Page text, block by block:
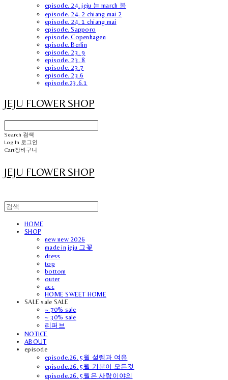
episode. 24. jeju 는 march 봄
episode. 24. 2 chiang mai 2
episode. 24. 1 chiang mai
episode. Sapporo
episode. Copenhagen
episode. Berlin
episode. 23. 9
episode. 23. 8
episode. 23.7
episode. 23.6
episode.23.6.1
JEJU FLOWER SHOP
Search 검색
Log In 로그인
Cart장바구니
JEJU FLOWER SHOP
HOME
SHOP
new new 2026
made in jeju 그꽃
dress
top
bottom
outer
acc
HOME SWEET HOME
SALE sale SALE
~ 70% sale
~ 30% sale
리퍼브
NOTICE
ABOUT
episode
episode.26. 5월 설렘과 여유
episode.26. 5월 기분이 모든것
episode.26. 5월은 사랑이야의